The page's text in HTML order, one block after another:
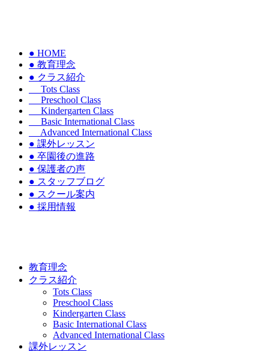
● HOME
● 教育理念
● クラス紹介
Tots Class
Preschool Class
Kindergarten Class
Basic International Class
Advanced International Class
● 課外レッスン
● 卒園後の進路
● 保護者の声
● スタッフブログ
● スクール案内
● 採用情報
教育理念
クラス紹介
Tots Class
Preschool Class
Kindergarten Class
Basic International Class
Advanced International Class
課外レッスン